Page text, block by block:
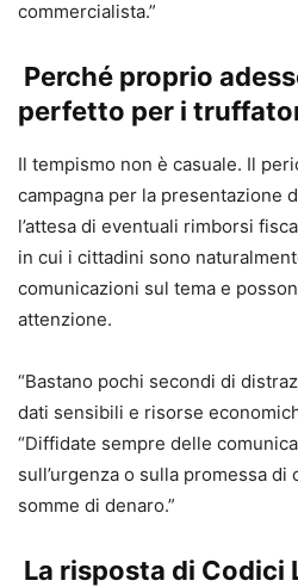
commercialista.”
Perché proprio
perfetto per i
Il tempismo non è casuale. Il
campagna per la presentazione
l’attesa di eventuali rimborsi
in cui i cittadini sono
comunicazioni sul tema e
attenzione.
“Bastano pochi secondi di
dati sensibili e risorse
“Diffidate sempre delle
sull’urgenza o sulla promessa
somme di denaro.”
La risposta di Codici